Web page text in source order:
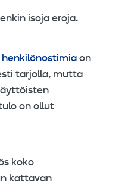
isoja eroja.
henkilönostimia on
tarjolla, mutta
on ollut
koko
kattavan